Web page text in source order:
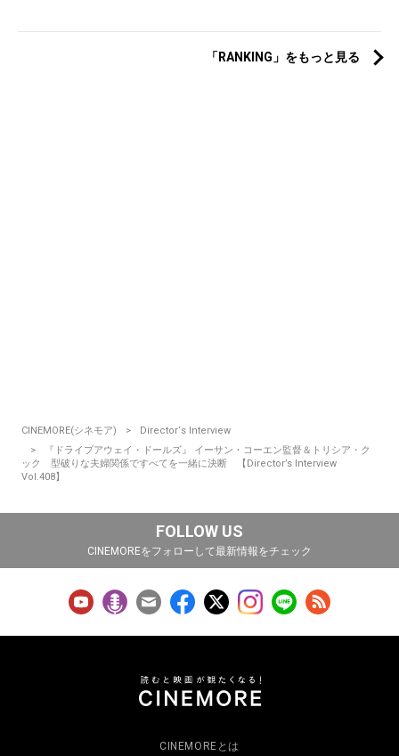
「RANKING」をもっと見る
CINEMORE(シネモア)
Director‘s Interview
『ドライブアウェイ・ドールズ』 イーサン・コーエン監督＆トリシア・ク
ック 型破りな夫婦関係ですべてを一緒に決断 【Director’s Interview
Vol.408】
FOLLOW US
CINEMOREをフォローして最新情報をチェック
CINEMOREとは